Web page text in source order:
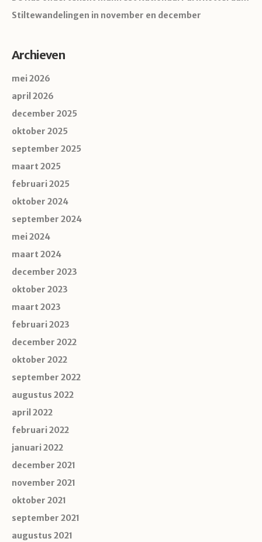
Stiltewandelingen in november en december
Archieven
mei 2026
april 2026
december 2025
oktober 2025
september 2025
maart 2025
februari 2025
oktober 2024
september 2024
mei 2024
maart 2024
december 2023
oktober 2023
maart 2023
februari 2023
december 2022
oktober 2022
september 2022
augustus 2022
april 2022
februari 2022
januari 2022
december 2021
november 2021
oktober 2021
september 2021
augustus 2021